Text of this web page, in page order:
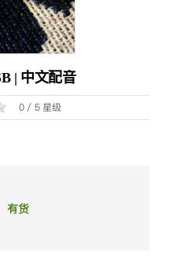
| 中文配音
0 / 5 星级
有货